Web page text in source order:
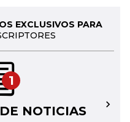
EXCLUSIVOS PARA
1
NOTICIAS →